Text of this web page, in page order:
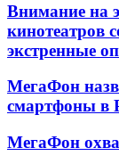
Внимание на
кинотеатров
экстренные
МегаФон
смартфоны в
МегаФон